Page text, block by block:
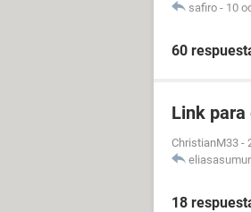
safiro - 10
60
Link
ChristianM33 -
18